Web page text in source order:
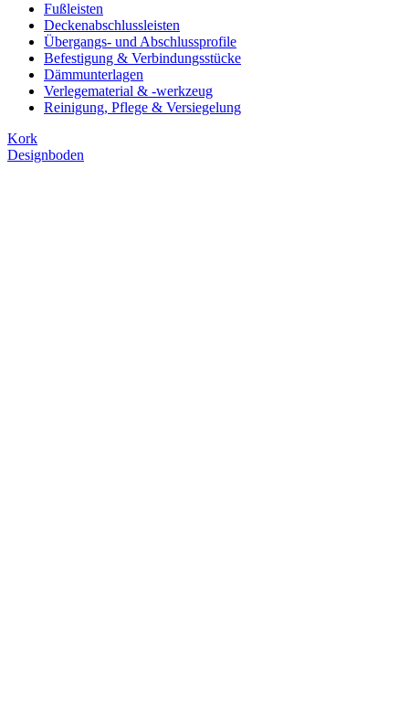
Fußleisten
Deckenabschlussleisten
Übergangs- und Abschlussprofile
Befestigung & Verbindungsstücke
Dämmunterlagen
Verlegematerial & -werkzeug
Reinigung, Pflege & Versiegelung
Kork
Designboden